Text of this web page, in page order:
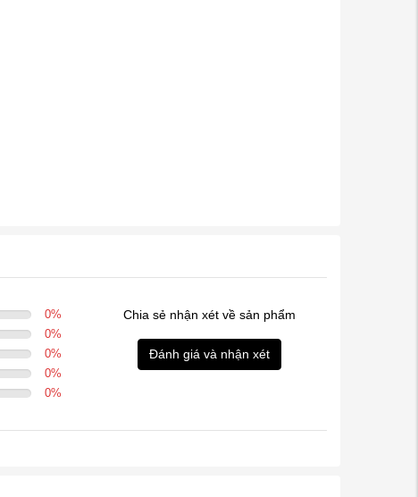
0%
0%
0%
0%
0%
Chia sẻ nhận xét về sản phẩm
Đánh giá và nhận xét